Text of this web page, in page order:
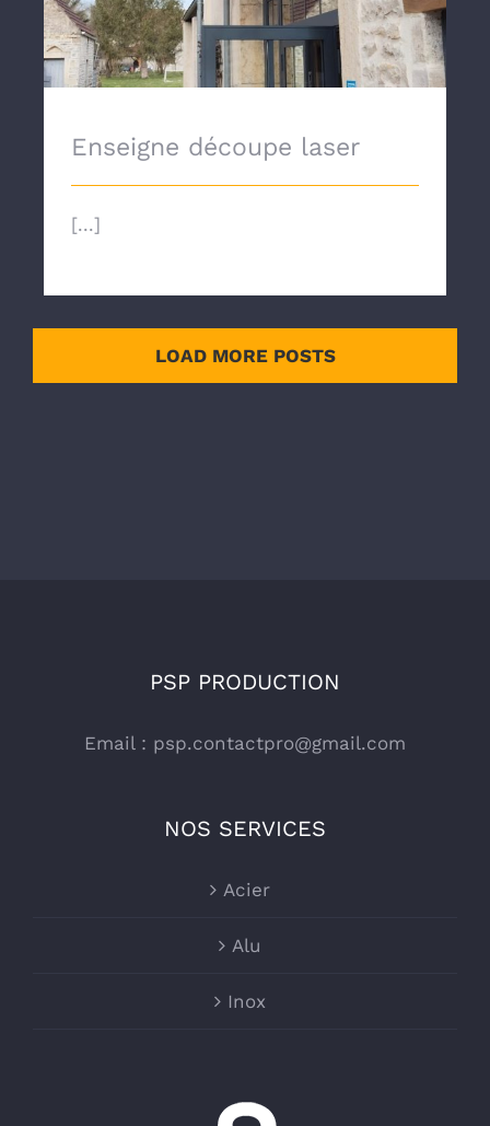
Enseigne découpe laser
[...]
LOAD MORE POSTS
PSP PRODUCTION
Email : psp.contactpro@gmail.com
NOS SERVICES
Acier
Alu
Inox